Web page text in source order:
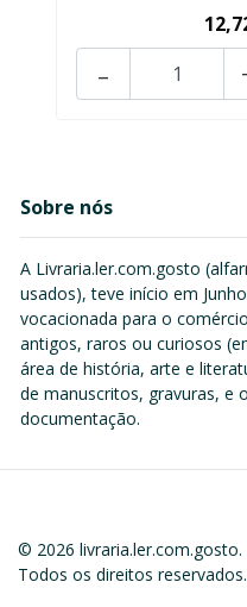
-
Sobre nós
A Livraria.ler.com.gosto
usados), teve início em
vocacionada para o
antigos, raros ou curiosos
área de história, arte e
de manuscritos, gravuras, e
documentação.
© 2026 livraria.ler.com.gosto.
Todos os direitos reservados.